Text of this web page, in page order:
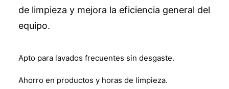
de limpieza y mejora la eficiencia general del
equipo.
Apto para lavados frecuentes sin desgaste.
Ahorro en productos y horas de limpieza.